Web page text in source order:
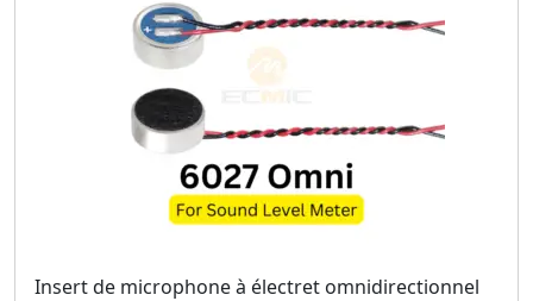
Insert de microphone à électret omnidirectionnel